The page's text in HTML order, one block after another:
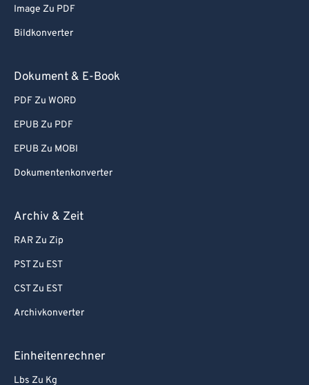
Image Zu PDF
Bildkonverter
Dokument & E-Book
PDF Zu WORD
EPUB Zu PDF
EPUB Zu MOBI
Dokumentenkonverter
Archiv & Zeit
RAR Zu Zip
PST Zu EST
CST Zu EST
Archivkonverter
Einheitenrechner
Lbs Zu Kg